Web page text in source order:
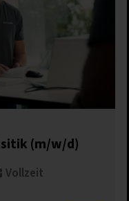
(m/w/d)
Vollzeit